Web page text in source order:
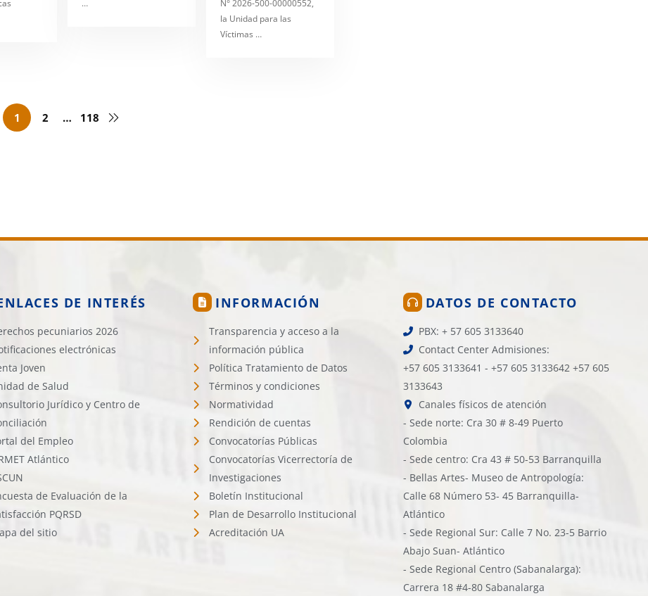
…
N° 2026-500-00000552,
la Unidad para las
Víctimas …
1 2 … 118
DE INTERÉS
pecuniarios 2026
electrónicas
Joven
de Salud
Jurídico y Centro de
del Empleo
Atlántico
de Evaluación de la
PQRSD
del sitio
INFORMACIÓN
Transparencia y acceso a la
información pública
Política Tratamiento de Datos
Términos y condiciones
Normatividad
Rendición de cuentas
Convocatorías Públicas
Convocatorías Vicerrectoría de
Investigaciones
Boletín Institucional
Plan de Desarrollo Institucional
Acreditación UA
DATOS DE CONTACTO
PBX: + 57 605 3133640
Contact Center Admisiones:
+57 605 3133641 - +57 605 3133642 +57 605
3133643
Canales físicos de atención
- Sede norte: Cra 30 # 8-49 Puerto
Colombia
- Sede centro: Cra 43 # 50-53 Barranquilla
- Bellas Artes- Museo de Antropología:
Calle 68 Número 53- 45 Barranquilla-
Atlántico
- Sede Regional Sur: Calle 7 No. 23-5 Barrio
Abajo Suan- Atlántico
- Sede Regional Centro (Sabanalarga):
Carrera 18 #4-80 Sabanalarga